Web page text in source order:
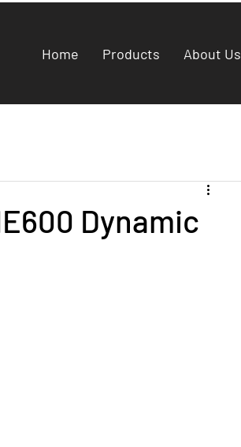
Home Products About Us
Dynamic